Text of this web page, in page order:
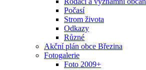
Počasí
Strom života
Odkazy
Různé
Akční plán obce Březina
Fotogalerie
Foto 2009+